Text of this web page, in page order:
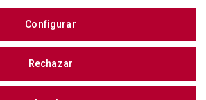
Configurar
Rechazar